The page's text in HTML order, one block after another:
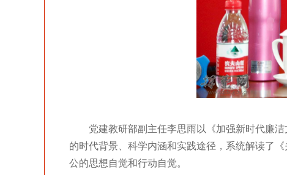
党建教研部副主任李思雨以《加强新时代廉
的时代背景、科学内涵和实践途径，系统解读了
公的思想自觉和行动自觉。